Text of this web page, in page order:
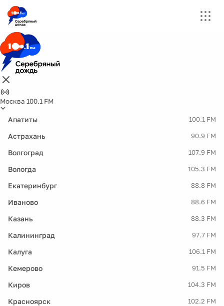
Москва 100.1 FM
Апатиты 100.1 FM
Астрахань 90.9 FM
Волгоград 107.9 FM
Вологда 105.3 FM
Екатеринбург 88.8 FM
Иваново 88.6 FM
Казань 88.3 FM
Калининград 97.7 FM
Калуга 106.1 FM
Кемерово 91.5 FM
Киров 104.3 FM
Красноярск 102.2 FM